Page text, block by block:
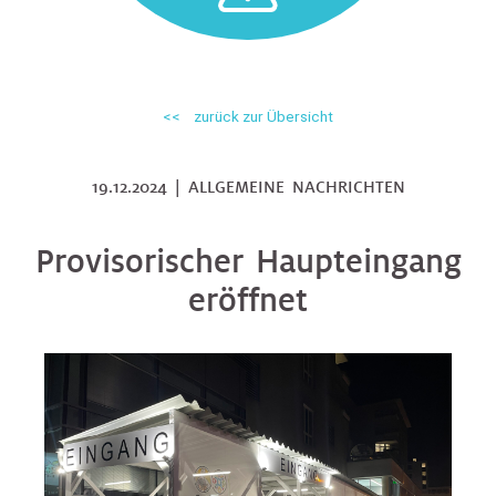
<< zurück zur Übersicht
19.12.2024 | ALLGEMEINE NACHRICHTEN
Provisorischer Haupteingang
eröffnet